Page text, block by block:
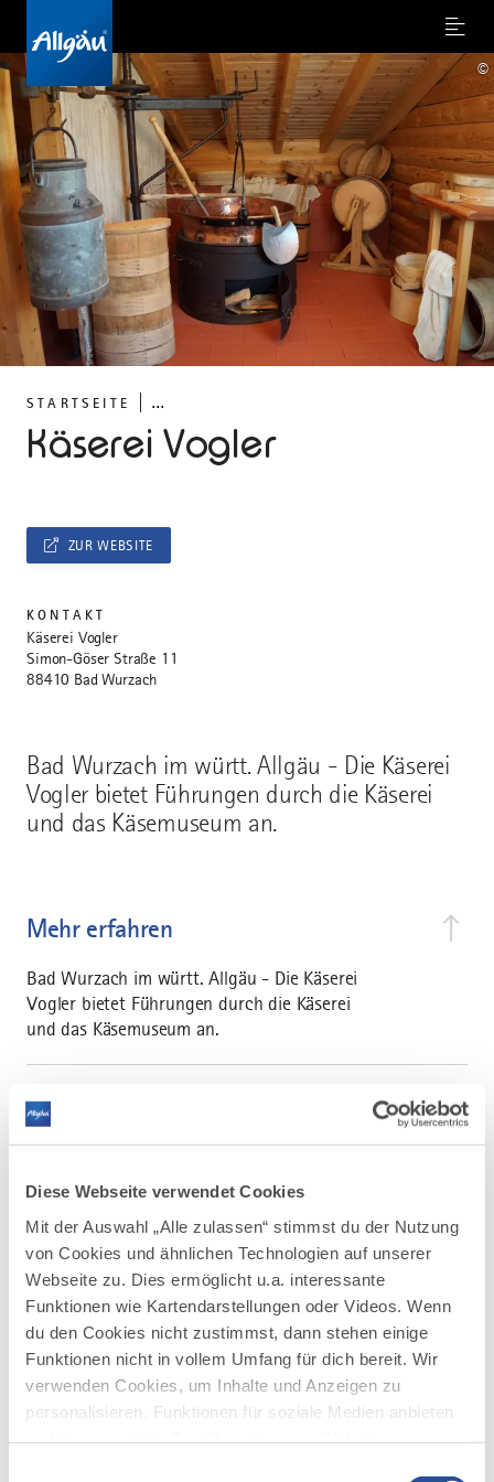
Diese Webseite verwendet Cookies
Mit der Auswahl „Alle zulassen“ stimmst du der Nutzung
von Cookies und ähnlichen Technologien auf unserer
Webseite zu. Dies ermöglicht u.a. interessante
Funktionen wie Kartendarstellungen oder Videos. Wenn
du den Cookies nicht zustimmst, dann stehen einige
Funktionen nicht in vollem Umfang für dich bereit. Wir
verwenden Cookies, um Inhalte und Anzeigen zu
personalisieren, Funktionen für soziale Medien anbieten
Menu
STARTSEITE ...
Käserei Vogler
©
Bad Wurzach im württ. Allgäu - Die Käserei
Vogler bietet Führungen durch die Käserei
und das Käsemuseum an.
Mehr erfahren
Bad Wurzach im württ. Allgäu - Die Käserei
Vogler bietet Führungen durch die Käserei
und das Käsemuseum an.
ZUR WEBSITE
KONTAKT
Käserei Vogler
Simon-Göser Straße 11
88410 Bad Wurzach
AUF DER ALLGÄU KARTE